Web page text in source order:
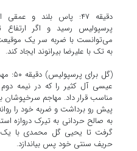
دقیقه ۴۷: پاس بلند و
پرسپولیس رسید و اگر ارتفاع
می‌توانست با ضربه سر یک
به تک با علیرضا بیرانوند ایجاد کند.
(گل
عیسی آل کثیر را که در نیمه
مناسب قرار داد. مهاجم سرخپوشان
پیش رو برداشت و ضربه خود را
به صالح حردانی به تیرک دروازه
گرفت تا یحیی گل محمدی با یک
حریف سنتی خود پس بیاندازد.